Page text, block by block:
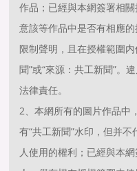
作品；已經與本網簽署相
意該等作品中是否有相應
限制聲明，且在授權範圍
聞”或“來源：共工新聞”。
法律責任。
2、本網所有的圖片作品中
有“共工新聞”水印，但并
人使用的權利；已經與本